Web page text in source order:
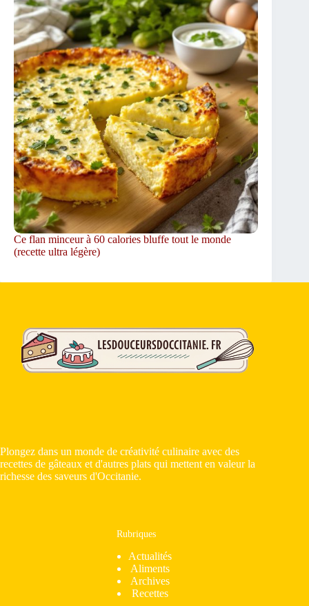
Ce flan minceur à 60 calories bluffe tout le monde
(recette ultra légère)
Plongez dans un monde de créativité culinaire avec des
recettes de gâteaux et d'autres plats qui mettent en valeur la
richesse des saveurs d'Occitanie.
Rubriques
Actualités
Aliments
Archives
Recettes